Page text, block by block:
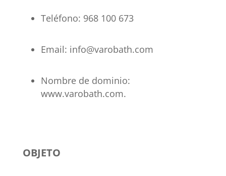
Teléfono: 968 100 673
Email: info@varobath.com
Nombre de dominio:
www.varobath.com.
OBJETO